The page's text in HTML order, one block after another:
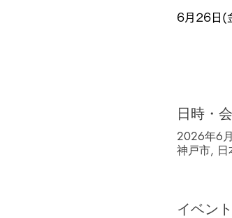
6月26日(
日時・
2026年6
神戸市, 日
イベン